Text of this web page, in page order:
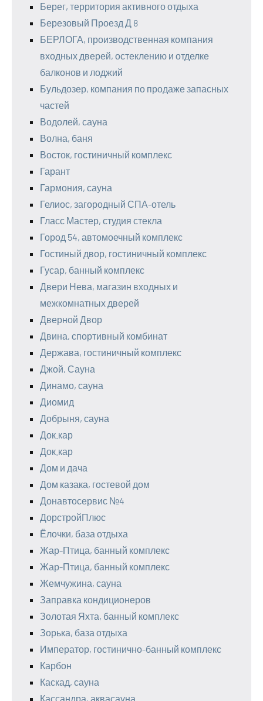
Берег, территория активного отдыха
Березовый Проезд Д 8
БЕРЛОГА, производственная компания
входных дверей, остеклению и отделке
балконов и лоджий
Бульдозер, компания по продаже запасных
частей
Водолей, сауна
Волна, баня
Восток, гостиничный комплекс
Гарант
Гармония, сауна
Гелиос, загородный СПА-отель
Гласс Мастер, студия стекла
Город 54, автомоечный комплекс
Гостиный двор, гостиничный комплекс
Гусар, банный комплекс
Двери Нева, магазин входных и
межкомнатных дверей
Дверной Двор
Двина, спортивный комбинат
Держава, гостиничный комплекс
Джой, Сауна
Динамо, сауна
Диомид
Добрыня, сауна
Док.кар
Док.кар
Дом и дача
Дом казака, гостевой дом
Донавтосервис №4
ДорстройПлюс
Ёлочки, база отдыха
Жар-Птица, банный комплекс
Жар-Птица, банный комплекс
Жемчужина, сауна
Заправка кондиционеров
Золотая Яхта, банный комплекс
Зорька, база отдыха
Император, гостинично-банный комплекс
Карбон
Каскад, сауна
Кассандра, аквасауна